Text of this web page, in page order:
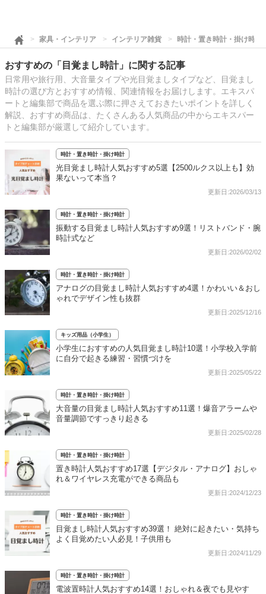
家具・インテリア インテリア雑貨 時計・置き時計・掛け時計
おすすめの「目覚まし時計」に関する記事
日常用や旅行用、大音量タイプや光目覚ましタイプなど、目覚まし
時計の選び方とおすすめ情報、関連情報をお届けします。エキスパ
ートと編集部で商品を選ぶ際に押さえておきたいポイントを詳しく
解説、おすすめ商品は、たくさんある人気商品の中からエキスパー
トと編集部が厳選して紹介しています。
時計・置き時計・掛け時計
光目覚まし時計人気おすすめ5選【2500ルクス以上も】効
果ないって本当？
更新日:2026/03/13
時計・置き時計・掛け時計
振動する目覚まし時計人気おすすめ9選！リストバンド・腕
時計式など
更新日:2026/02/02
時計・置き時計・掛け時計
アナログの目覚まし時計人気おすすめ4選！かわいい＆おし
ゃれでデザイン性も抜群
更新日:2025/12/16
キッズ用品（小学生）
小学生におすすめの人気目覚まし時計10選！小学校入学前
に自分で起きる練習・習慣づけを
更新日:2025/05/22
時計・置き時計・掛け時計
大音量の目覚まし時計人気おすすめ11選！爆音アラームや
音量調節ですっきり起きる
更新日:2025/02/28
時計・置き時計・掛け時計
置き時計人気おすすめ17選【デジタル・アナログ】おしゃ
れ＆ワイヤレス充電ができる商品も
更新日:2024/12/23
時計・置き時計・掛け時計
目覚まし時計人気おすすめ39選！ 絶対に起きたい・気持ち
よく目覚めたい人必見！子供用も
更新日:2024/11/29
時計・置き時計・掛け時計
電波置時計人気おすすめ14選！おしゃれ＆夜でも見やす